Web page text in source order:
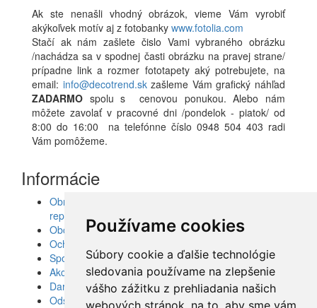
Používame cookies
Súbory cookie a ďalšie technológie
sledovania používame na zlepšenie
vášho zážitku z prehliadania našich
webových stránok, na to, aby sme vám
Ak ste nenašli vhodný obrázok, vieme Vám vyrobiť
akýkoľvek motív aj z fotobanky www.fotolia.com
Stačí ak nám zašlete čislo Vami vybraného obrázku
/nachádza sa v spodnej časti obrázku na pravej strane/
prípadne link a rozmer fototapety aký potrebujete, na
email: info@decotrend.skzašleme Vám grafický náhľad
ZADARMO spolu s cenovou ponukou. Alebo nám
môžete zavolať v pracovné dni /pondelok - piatok/ od
8:00 do 16:00 na telefónne číslo 0948 504 403 radi
Vám pomôžeme.
Informácie
Obrazy, nálepky, fototapety, šablóny, dekorácie,
reprodukcie
Obchodné podmienky
Ochrana osobných údajov
Spolupráca
Akcie a Doručenie
Darčekové poukážky
Odstúpenie od zmluvy - vrátenie tovaru